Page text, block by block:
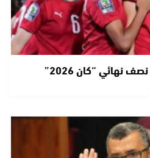
لبؤات الأطلس يعبرن إلى نصف نهائي “كان 2026”